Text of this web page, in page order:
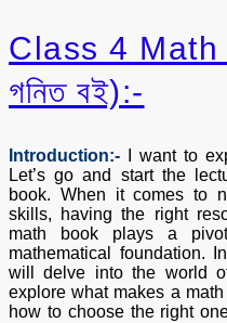
Class 4 Math
গনিত বই):-
Introduction:- I want to
Let’s go and start the
book. When it comes to
skills, having the right
math book plays a
mathematical foundation.
will delve into the world
explore what makes a
how to choose the right